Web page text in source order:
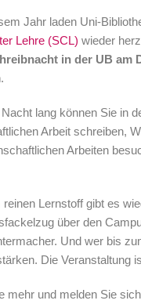
Jahr laden Uni-
Lehre (SCL) wieder
in der UB am
lang können Sie in
Arbeit schreiben,
Arbeiten
reinen Lernstoff gibt es
über den
Und wer bis
Die Veranstaltung
mehr und melden Sie